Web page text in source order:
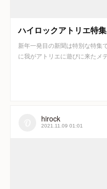
ハイロックアトリエ特集
新年一発目の新聞は特別な特集
に我がアトリエに遊びに来たメ
2021.11.09 01:01
hirock